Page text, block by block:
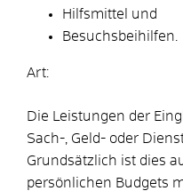
Hilfsmittel und
Besuchsbeihilfen.
Art:
Die Leistungen der
Sach-, Geld- oder
Grundsätzlich ist dies
persönlichen Budgets